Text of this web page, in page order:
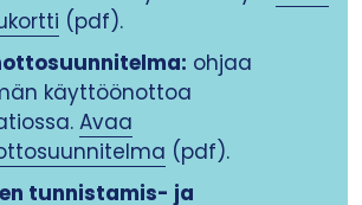
(pdf).
ohjaa
käyttöönottoa
Avaa
(pdf).
tunnistamis- ja